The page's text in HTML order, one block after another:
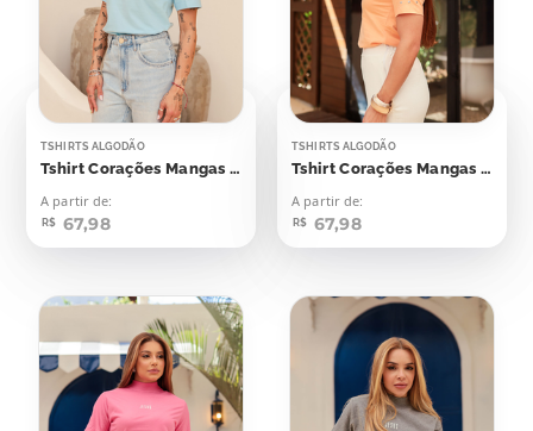
TSHIRTS ALGODÃO
Tshirt Corações Mangas Aplicação
A partir de:
R$ 67,98
TSHIRTS ALGODÃO
Tshirt Corações Mangas Aplicação
A partir de:
R$ 67,98